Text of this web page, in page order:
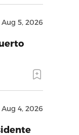
Aug 5, 2026
Aug 4, 2026